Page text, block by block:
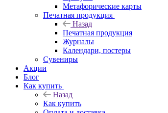
Метафорические карты
Печатная продукция
Назад
Печатная продукция
Журналы
Календари, постеры
Сувениры
Акции
Блог
Как купить
Назад
Как купить